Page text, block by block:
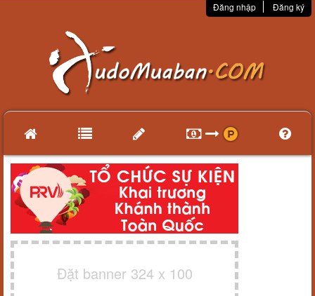
Đăng nhập Đăng ký
Đặt banner 324 x 100